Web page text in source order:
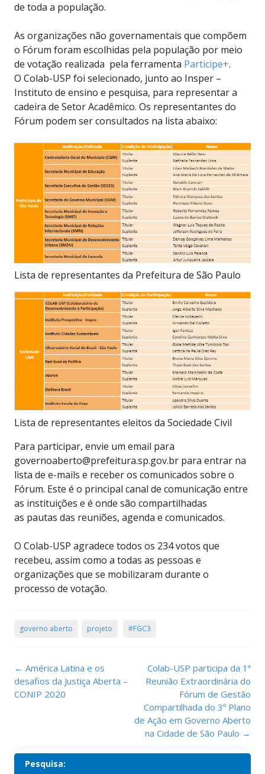
de toda a população.
As organizações não governamentais que compõem
o Fórum foram escolhidas pela população por meio
de votação realizada pela ferramenta Participe+.
O Colab-USP foi selecionado, junto ao Insper –
Instituto de ensino e pesquisa, para representar a
cadeira de Setor Acadêmico. Os representantes do
Fórum podem ser consultados na lista abaixo:
Lista de representantes da Prefeitura de São Paulo
Lista de representantes eleitos da Sociedade Civil
Para participar, envie um email para
governoaberto@prefeitura.sp.gov.br para entrar na
lista de e-mails e receber os comunicados sobre o
Fórum. Este é o principal canal de comunicação entre
as instituições e é onde são compartilhadas
as pautas das reuniões, agenda e comunicados.
O Colab-USP agradece todos os 234 votos que
recebeu, assim como a todas as pessoas e
organizações que se mobilizaram durante o
processo de votação.
governo aberto projeto #FGC3
Post
navigation
← América Latina e os
desafios da Justiça Aberta –
CONIP 2020
Colab-USP participa da 1ª
Reunião Extraordinária do
Fórum de Gestão
Compartilhada do 3º Plano
de Ação em Governo Aberto
na Cidade de São Paulo →
Pesquisa: